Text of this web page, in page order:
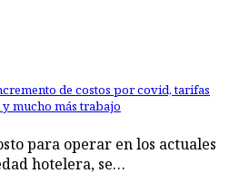
de costos por covid, tarifas
mucho más trabajo
para operar en los actuales
hotelera, se…